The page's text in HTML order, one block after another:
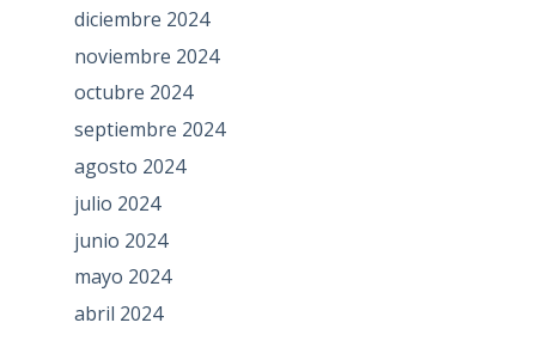
diciembre 2024
noviembre 2024
octubre 2024
septiembre 2024
agosto 2024
julio 2024
junio 2024
mayo 2024
abril 2024